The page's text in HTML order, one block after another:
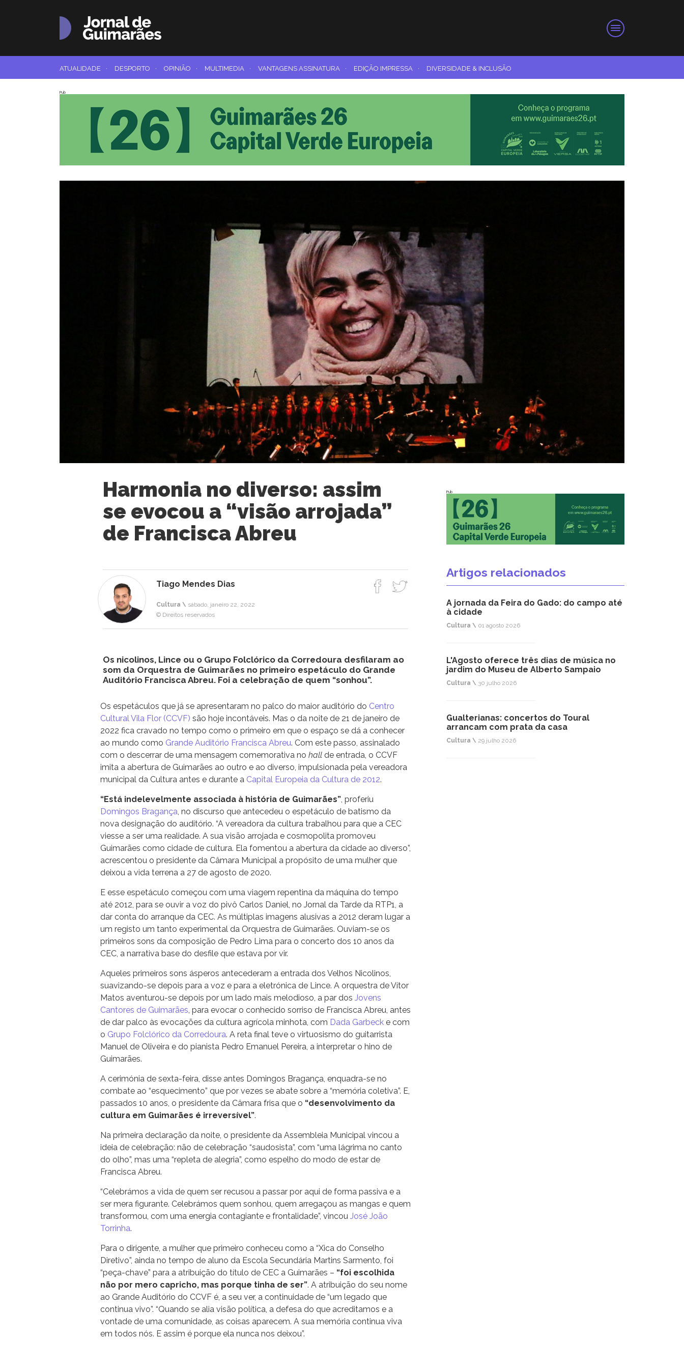
ATUALIDADE · DESPORTO · OPINIÃO · MULTIMEDIA · VANTAGENS ASSINATURA · EDIÇÃO IMPRESSA · DIVERSIDADE & INCLUSÃO
Pub
Harmonia no diverso: assim
se evocou a “visão arrojada”
de Francisca Abreu
Tiago Mendes Dias
Cultura \ sábado, janeiro 22, 2022
© Direitos reservados
Os nicolinos, Lince ou o Grupo Folclórico da Corredoura desfilaram ao
som da Orquestra de Guimarães no primeiro espetáculo do Grande
Auditório Francisca Abreu. Foi a celebração de quem “sonhou”.
Os espetáculos que já se apresentaram no palco do maior auditório do Centro
Cultural Vila Flor (CCVF) são hoje incontáveis. Mas o da noite de 21 de janeiro de
2022 fica cravado no tempo como o primeiro em que o espaço se dá a conhecer
ao mundo como Grande Auditório Francisca Abreu. Com este passo, assinalado
com o descerrar de uma mensagem comemorativa no hall de entrada, o CCVF
imita a abertura de Guimarães ao outro e ao diverso, impulsionada pela vereadora
municipal da Cultura antes e durante a Capital Europeia da Cultura de 2012.
“Está indelevelmente associada à história de Guimarães”, proferiu
Domingos Bragança, no discurso que antecedeu o espetáculo de batismo da
nova designação do auditório. “A vereadora da cultura trabalhou para que a CEC
viesse a ser uma realidade. A sua visão arrojada e cosmopolita promoveu
Guimarães como cidade de cultura. Ela fomentou a abertura da cidade ao diverso”,
acrescentou o presidente da Câmara Municipal a propósito de uma mulher que
deixou a vida terrena a 27 de agosto de 2020.
E esse espetáculo começou com uma viagem repentina da máquina do tempo
até 2012, para se ouvir a voz do pivô Carlos Daniel, no Jornal da Tarde da RTP1, a
dar conta do arranque da CEC. As múltiplas imagens alusivas a 2012 deram lugar a
um registo um tanto experimental da Orquestra de Guimarães. Ouviam-se os
primeiros sons da composição de Pedro Lima para o concerto dos 10 anos da
CEC, a narrativa base do desfile que estava por vir.
Aqueles primeiros sons ásperos antecederam a entrada dos Velhos Nicolinos,
suavizando-se depois para a voz e para a eletrónica de Lince. A orquestra de Vítor
Matos aventurou-se depois por um lado mais melodioso, a par dos Jovens
Cantores de Guimarães, para evocar o conhecido sorriso de Francisca Abreu, antes
de dar palco às evocações da cultura agrícola minhota, com Dada Garbeck e com
o Grupo Folclórico da Corredoura. A reta final teve o virtuosismo do guitarrista
Manuel de Oliveira e do pianista Pedro Emanuel Pereira, a interpretar o hino de
Guimarães.
A cerimónia de sexta-feira, disse antes Domingos Bragança, enquadra-se no
combate ao “esquecimento” que por vezes se abate sobre a “memória coletiva”. E,
passados 10 anos, o presidente da Câmara frisa que o “desenvolvimento da
cultura em Guimarães é irreversível”.
Na primeira declaração da noite, o presidente da Assembleia Municipal vincou a
ideia de celebração: não de celebração “saudosista”, com “uma lágrima no canto
do olho”, mas uma “repleta de alegria”, como espelho do modo de estar de
Francisca Abreu.
“Celebrámos a vida de quem ser recusou a passar por aqui de forma passiva e a
ser mera figurante. Celebrámos quem sonhou, quem arregaçou as mangas e quem
transformou, com uma energia contagiante e frontalidade”, vincou José João
Torrinha.
Para o dirigente, a mulher que primeiro conheceu como a “Xica do Conselho
Diretivo”, ainda no tempo de aluno da Escola Secundária Martins Sarmento, foi
“peça-chave” para a atribuição do título de CEC a Guimarães – “foi escolhida
não por mero capricho, mas porque tinha de ser”. A atribuição do seu nome
ao Grande Auditório do CCVF é, a seu ver, a continuidade de “um legado que
continua vivo”. “Quando se alia visão política, a defesa do que acreditamos e a
vontade de uma comunidade, as coisas aparecem. A sua memória continua viva
em todos nós. E assim é porque ela nunca nos deixou”.
Pub
Artigos relacionados
A jornada da Feira do Gado: do campo até
à cidade
Cultura \ 01 agosto 2026
L'Agosto oferece três dias de música no
jardim do Museu de Alberto Sampaio
Cultura \ 30 julho 2026
Gualterianas: concertos do Toural
arrancam com prata da casa
Cultura \ 29 julho 2026